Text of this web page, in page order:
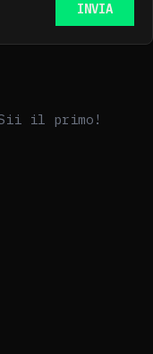
INVIA
Sii il primo!